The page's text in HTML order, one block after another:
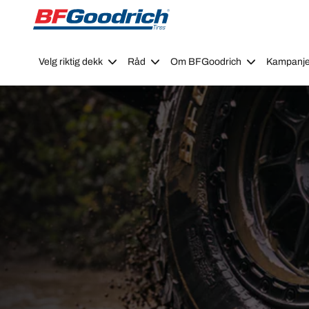
Go to page content Go to page navigation
Velg riktig dekk Råd Om BFGoodrich